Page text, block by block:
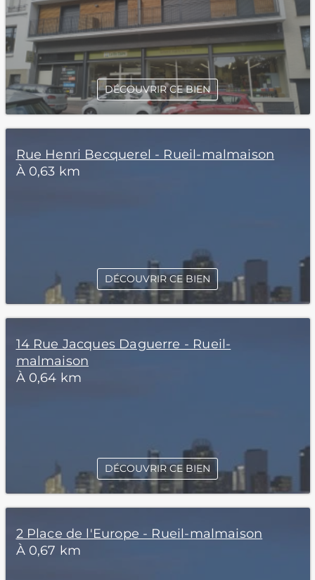
DÉCOUVRIR CE BIEN
Rue Henri Becquerel - Rueil-malmaison
À 0,63 km
DÉCOUVRIR CE BIEN
14 Rue Jacques Daguerre - Rueil-
malmaison
À 0,64 km
DÉCOUVRIR CE BIEN
2 Place de l'Europe - Rueil-malmaison
À 0,67 km